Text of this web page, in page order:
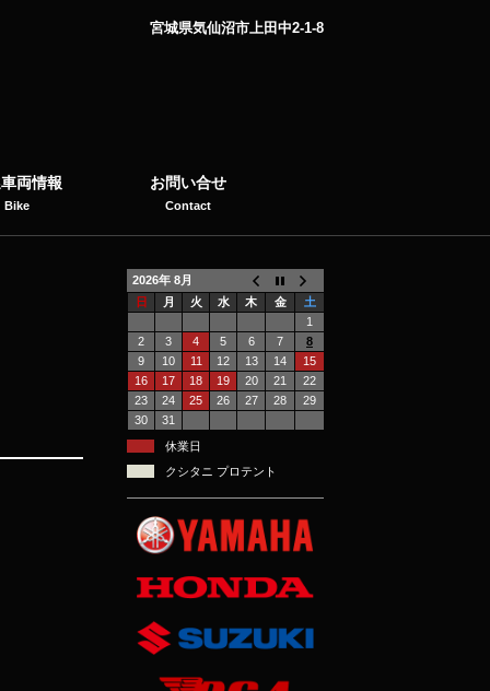
宮城県気仙沼市上田中2-1-8
両情報
Bike
お問い合せ
Contact
2026年 8月
日
月 火 水 木 金
土
1
2
3 4 5 6 7
8
9
10 11 12 13 14
15
16
17 18 19 20 21
22
23
24 25 26 27 28
29
30
31
休業日
クシタニ プロテント